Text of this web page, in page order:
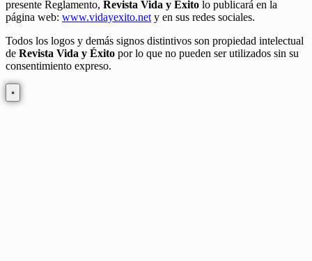
presente Reglamento, Revista Vida y Éxito lo publicará en la
página web: www.vidayexito.net y en sus redes sociales.
Todos los logos y demás signos distintivos son propiedad intelectual
de Revista Vida y Éxito por lo que no pueden ser utilizados sin su
consentimiento expreso.
×